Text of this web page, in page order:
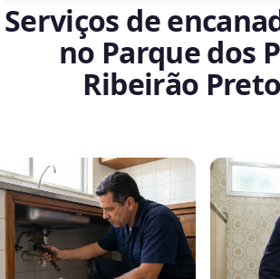
Serviços de
no Parque dos
Ribeirão